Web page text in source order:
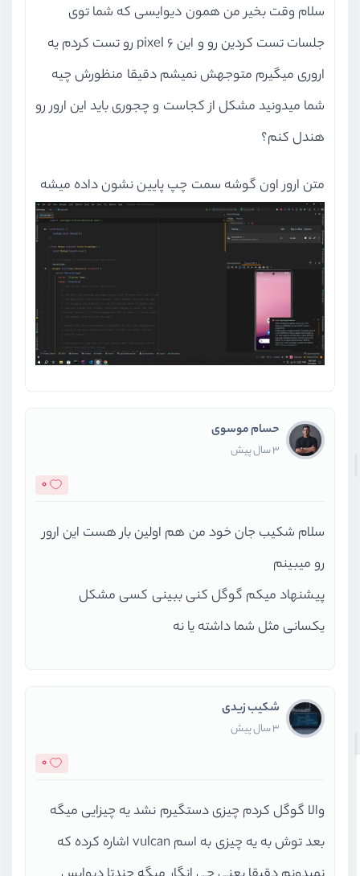
سلام وقت بخیر من همون دیوایسی که شما توی
جلسات تست کردین رو و این pixel 6 رو تست کردم یه
اروری میگیرم متوجهش نمیشم دقیقا منظورش چیه
شما میدونید مشکل از کجاست و چجوری باید این ارور رو
هندل کنم؟
متن ارور اون گوشه سمت چپ پایین نشون داده میشه
حسام موسوی
3 سال پیش
0
سلام شکیب جان خود من هم اولین بار هست این ارور
رو میبینم
پیشنهاد میکم گوگل کنی ببینی کسی مشکل
یکسانی مثل شما داشته یا نه
شکیب زیدی
3 سال پیش
0
والا گوگل کردم چیزی دستگیرم نشد یه چیزایی میگه
بعد توش به یه چیزی به اسم vulcan اشاره کرده که